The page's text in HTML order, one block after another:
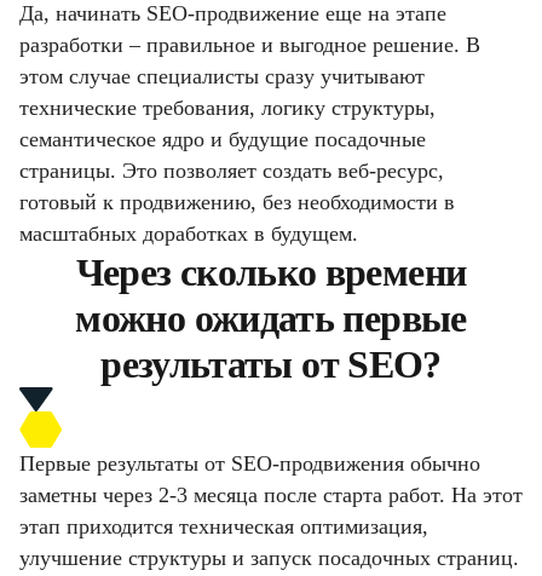
Да, начинать SEO-продвижение еще на этапе
разработки – правильное и выгодное решение. В
этом случае специалисты сразу учитывают
технические требования, логику структуры,
семантическое ядро и будущие посадочные
страницы. Это позволяет создать веб-ресурс,
готовый к продвижению, без необходимости в
масштабных доработках в будущем.
Через сколько времени
можно ожидать первые
результаты от SEO?
Первые результаты от SEO-продвижения обычно
заметны через 2-3 месяца после старта работ. На этот
этап приходится техническая оптимизация,
улучшение структуры и запуск посадочных страниц.